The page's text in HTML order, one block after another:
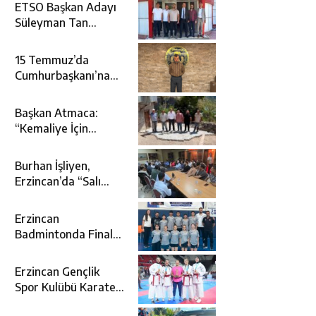
ETSO Başkan Adayı
Süleyman Tan
15 Temmuz’da
Cumhurbaşkanı’na
Yer Alan Firari FETÖ
Şüphelisi Yakalandı
Başkan Atmaca:
“Kemaliye İçin
Yorulmadan
Çalışıyoruz”
Burhan İşliyen,
Erzincan’da “Salı
Oldu
Erzincan
Badmintonda Finale
Erzincan Gençlik
Spor Kulübü Karate